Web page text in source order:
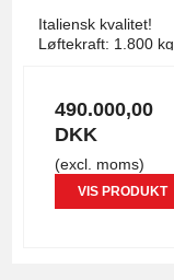
Italiensk kvalitet!
Løftekraft: 1.800 kg.
490.000,00
DKK
(excl. moms)
VIS PRODUKT